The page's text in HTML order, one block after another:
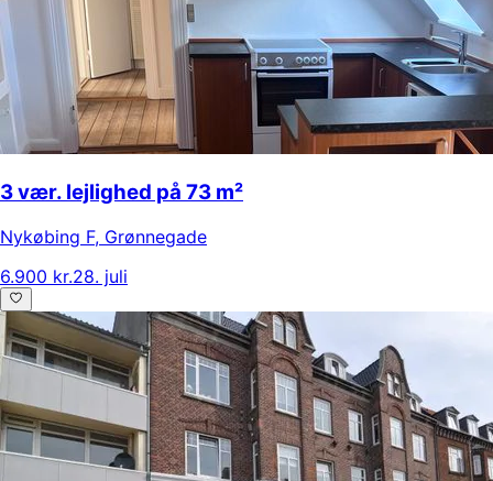
3 vær. lejlighed på 73 m²
Nykøbing F, Grønnegade
6.900 kr.28. juli